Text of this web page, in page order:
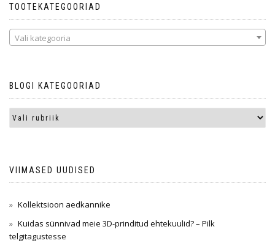
TOOTEKATEGOORIAD
Vali kategooria
BLOGI KATEGOORIAD
VIIMASED UUDISED
Kollektsioon aedkannike
Kuidas sünnivad meie 3D-prinditud ehtekuulid? – Pilk
telgitagustesse